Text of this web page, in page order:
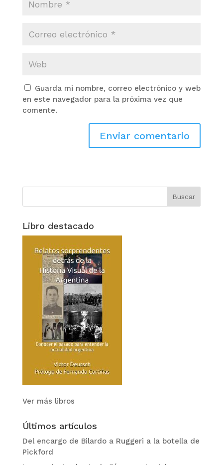
Guarda mi nombre, correo electrónico y web
en este navegador para la próxima vez que
comente.
Libro destacado
Ver más libros
Últimos artículos
Del encargo de Bilardo a Ruggeri a la botella de
Pickford